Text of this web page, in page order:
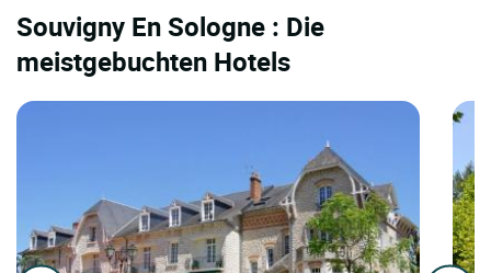
Souvigny En Sologne : Die
meistgebuchten Hotels